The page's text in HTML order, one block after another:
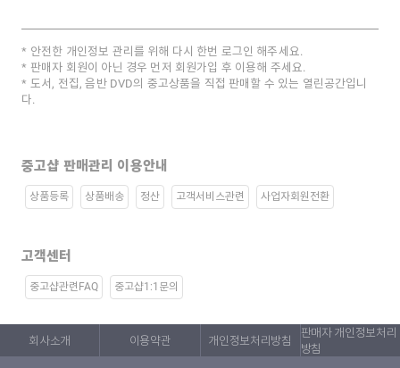
안전한 개인정보 관리를 위해 다시 한번 로그인 해주세요.
판매자 회원이 아닌 경우 먼저 회원가입 후 이용해 주세요.
도서, 전집, 음반 DVD의 중고상품을 직접 판매할 수 있는 열린공간입니
다.
중고샵 판매관리 이용안내
상품등록 상품배송 정산 고객서비스관련 사업자회원전환
고객센터
중고샵관련FAQ 중고샵1:1문의
회사소개 이용약관 개인정보처리방침
판매자 개인정보처리
방침